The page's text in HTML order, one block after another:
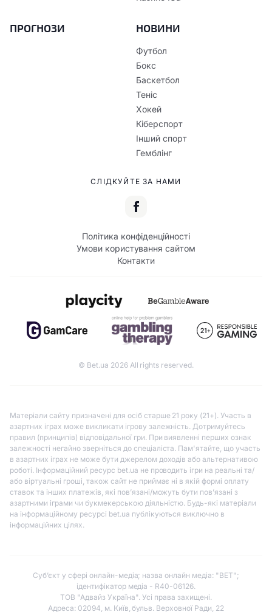
ПРОГНОЗИ НОВИНИ
Футбол
Бокс
Баскетбол
Теніс
Хокей
Кіберспорт
Інший спорт
Гемблінг
СЛІДКУЙТЕ ЗА НАМИ
Політика конфіденційності
Умови користування сайтом
Контакти
© Bet.ua 2026 All rights reserved.
Матеріали сайту призначені для осіб старше 21 року (21+). Участь в
азартних іграх може викликати ігрову залежність. Дотримуйтесь
правил (принципів) відповідальної гри. При виявленні перших ознак
залежності негайно зверніться до спеціаліста. Пам'ятайте, що участь
в азартних іграх не може бути джерелом доходів або альтернативою
роботі. Інформаційний ресурс bet.ua не проводить ігри на реальні та/
або віртуальні гроші, також сайт не приймає ні в якій формі оплату
ставок та інших платежів, які пов’язані/можуть бути пов’язані з
азартними іграми чи букмекерською діяльністю. Будь-які матеріали
на інформаційному ресурсі bet.ua публікуються виключно в
інформаційних цілях.
Субʼєкт у сфері онлайн-медіа; назва онлайн медіа: "BET";
ідентифікатор медіа - R40-06126.
ТОВ "Адвайз Україна". Усі права захищені.
Адреса: 02094, м. Київ, бульв. Верховної Ради, 22